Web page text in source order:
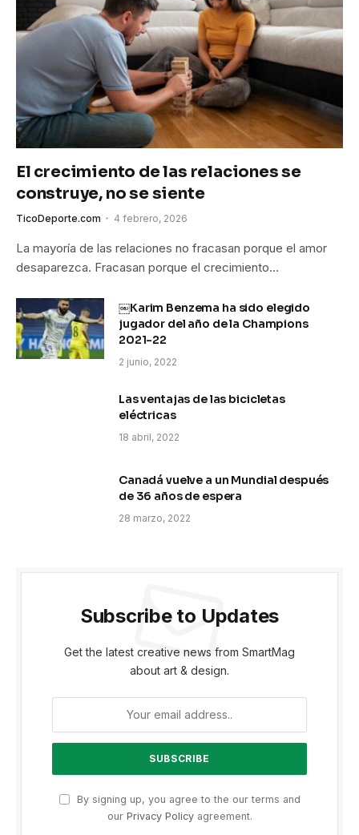
El crecimiento de las relaciones se
construye, no se siente
TicoDeporte.com 4 febrero, 2026
La mayoría de las relaciones no fracasan porque el amor
desaparezca. Fracasan porque el crecimiento…
￼Karim Benzema ha sido elegido
jugador del año de la Champions
2021-22
2 junio, 2022
Las ventajas de las bicicletas
eléctricas
18 abril, 2022
Canadá vuelve a un Mundial después
de 36 años de espera
28 marzo, 2022
Subscribe to Updates
Get the latest creative news from SmartMag
about art & design.
By signing up, you agree to the our terms and
our Privacy Policyagreement.